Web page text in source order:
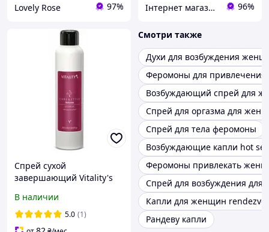
Lovely Rose 97% Інтернет магазин "Гарно та вигідно" 96%
Спрей сухой
завершающий Vitality's
Care&Style Volume Up
Finishing Spray 250 мл
В наличии
5.0 (1)
Смотри также
Духи для возбуждения
Феромоны для
Возбуждающий спрей для
Спрей для оргазма для
Спрей для тела феромоны
Возбуждающие капли hot
Феромоны привлекать
Спрей для возбуждения
Капли для женщин
Рандеву капли